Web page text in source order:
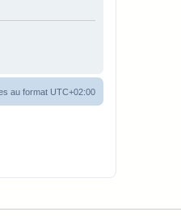
au format UTC+02:00